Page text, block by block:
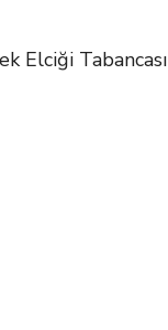
Elciği Tabancası